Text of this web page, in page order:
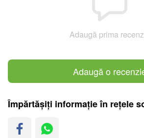
Adaugă prima
Adaugă o
Împărtășiți informație în rețele